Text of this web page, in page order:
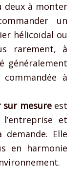
deux à monter
un
hélicoïdal ou
rarement, à
généralement
à
sur mesureest
et
Elle
en harmonie